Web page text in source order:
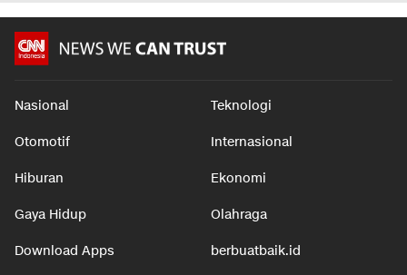
Nasional Teknologi
Otomotif Internasional
Hiburan Ekonomi
Gaya Hidup Olahraga
Download Apps berbuatbaik.id